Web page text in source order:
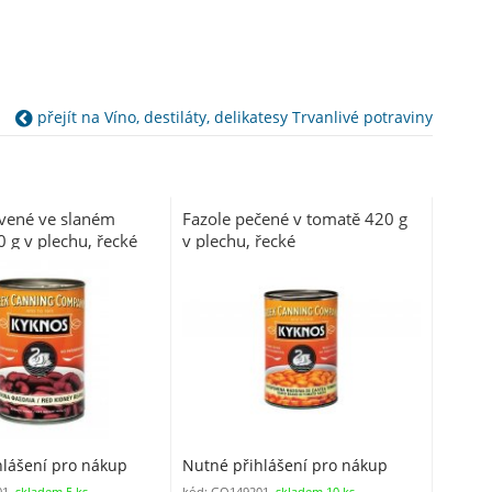
přejít na Víno, destiláty, delikatesy Trvanlivé potraviny
ve slaném
g v plechu, řecké
pro nákup
Fazole pečené v tomatě 420 g
v plechu, řecké
Nutné přihlášení pro nákup